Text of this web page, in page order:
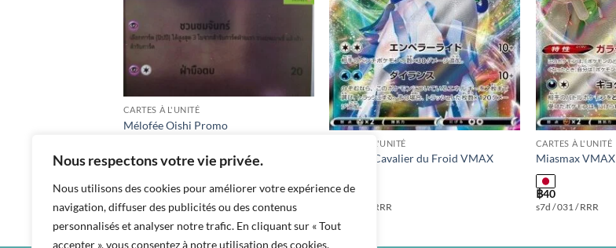
Nous respectons votre vie privée.
Nous utilisons des cookies pour améliorer votre expérience de
navigation, diffuser des publicités ou des contenus
personnalisés et analyser notre trafic. En cliquant sur « Tout
accepter », vous consentez à notre utilisation des cookies.
CARTES À L'UNITÉ
Mélofée Oishi Promo
฿270
CARTES À L'UNITÉ
Sylveroy Cavalier du Froid VMAX
฿40
s8b / 044 / RRR
CARTES À L'UNITÉ
Miasmax VMAX
฿40
s7d / 031 / RRR